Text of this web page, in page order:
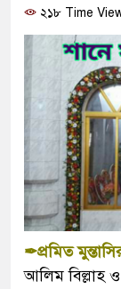
২১৮ Time
✒প্রমিত
আলিম বিল্লাহ